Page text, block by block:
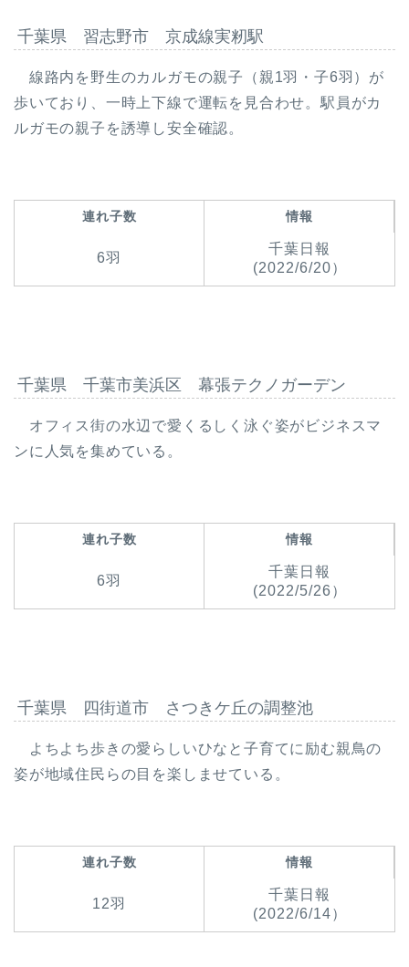
千葉県 習志野市 京成線実籾駅
線路内を野生のカルガモの親子（親1羽・子6羽）が
歩いており、一時上下線で運転を見合わせ。駅員がカ
ルガモの親子を誘導し安全確認。
連れ子数 情報
6羽
千葉日報
(2022/6/20）
千葉県 千葉市美浜区 幕張テクノガーデン
オフィス街の水辺で愛くるしく泳ぐ姿がビジネスマ
ンに人気を集めている。
連れ子数 情報
6羽
千葉日報
(2022/5/26）
千葉県 四街道市 さつきケ丘の調整池
よちよち歩きの愛らしいひなと子育てに励む親鳥の
姿が地域住民らの目を楽しませている。
連れ子数 情報
12羽
千葉日報
(2022/6/14）